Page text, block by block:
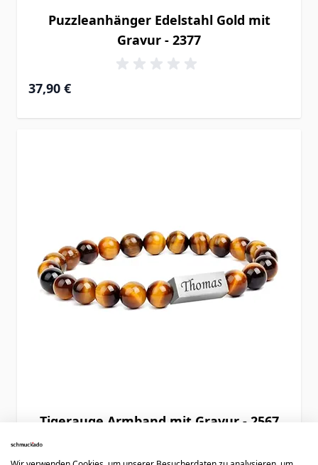
Puzzleanhänger Edelstahl Gold mit
Gravur - 2377
37,90 €
Tigerauge Armband mit Gravur - 2567